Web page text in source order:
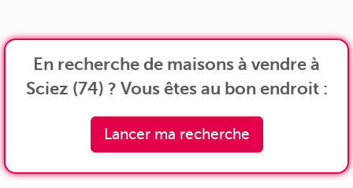
En recherche de maisons à vendre à
Sciez (74) ? Vous êtes au bon endroit :
Lancer ma recherche